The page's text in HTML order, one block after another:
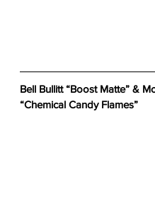
Bell Bullitt “Boost Matte” &
“Chemical Candy Flames”